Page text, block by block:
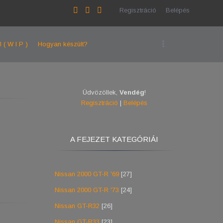
Regisztráció Belépés
( W I P ) Hogyan készült?
Üdvözöllek,Vendég!
Regisztráció |Belépés
A FEJEZET KATEGÓRIÁI
Nissan 2000 GT-R '69 [27]
Nissan 2000 GT-R '73 [24]
Nissan GT-R32 [26]